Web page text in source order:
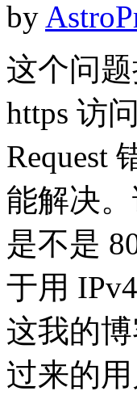
by
这个问
https 访
Request
能解决
是不是
于用
这我的
过来的用